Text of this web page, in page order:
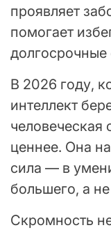
проявляет
помогает
долгосрочные
В 2026 году,
интеллект
человеческая
ценнее. Она
сила — в
большего, а
Скромность